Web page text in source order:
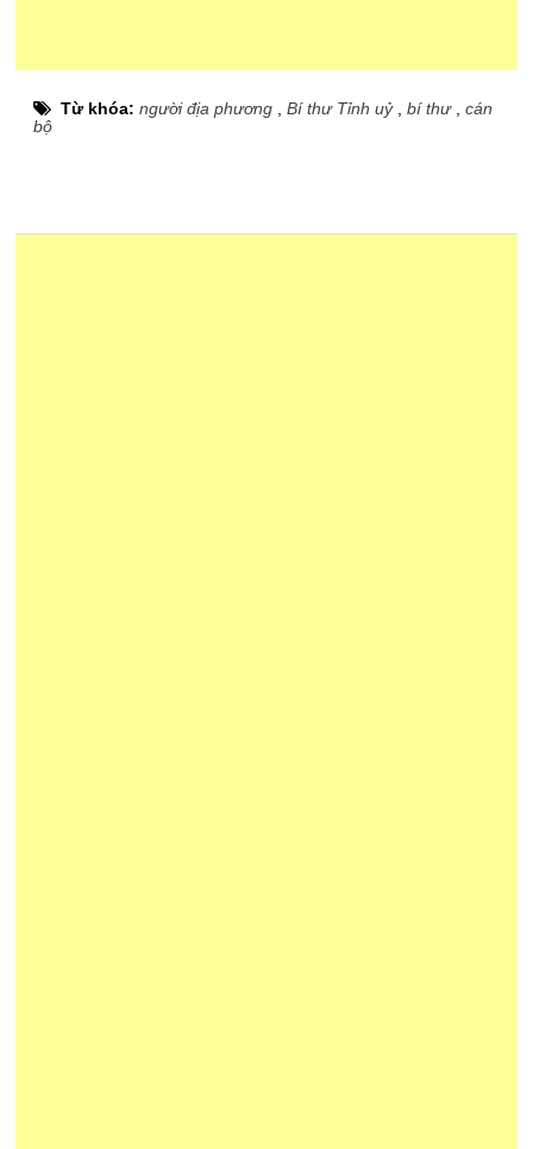
Từ khóa:người địa phương ,Bí thư Tỉnh uỷ,bí thư,cán
bộ